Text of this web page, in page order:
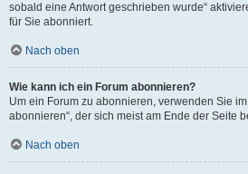
sobald eine Antwort geschrieben wurde“
für Sie abonniert.
Nach oben
Wie kann ich ein Forum abonnieren?
Um ein Forum zu abonnieren, verwenden Sie
abonnieren“, der sich meist am Ende der Seite
Nach oben